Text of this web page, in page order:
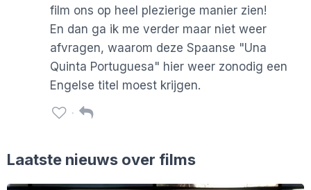
film ons op heel plezierige manier zien!
En dan ga ik me verder maar niet weer
afvragen, waarom deze Spaanse "Una
Quinta Portuguesa" hier weer zonodig een
Engelse titel moest krijgen.
Laatste nieuws over films